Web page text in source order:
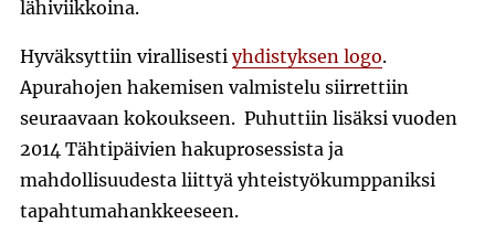
lähiviikkoina.
Hyväksyttiin virallisesti yhdistyksen logo.
Apurahojen hakemisen valmistelu siirrettiin
seuraavaan kokoukseen. Puhuttiin lisäksi vuoden
2014 Tähtipäivien hakuprosessista ja
mahdollisuudesta liittyä yhteistyökumppaniksi
tapahtumahankkeeseen.